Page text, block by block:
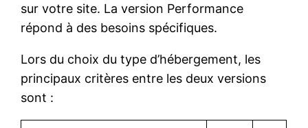
sur votre site. La version Performance
répond à des besoins spécifiques.
Lors du choix du type d’hébergement, les
principaux critères entre les deux versions
sont :